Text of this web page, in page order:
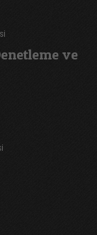
ve